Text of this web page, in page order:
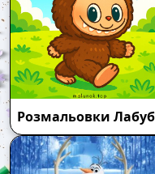
Розмальовки